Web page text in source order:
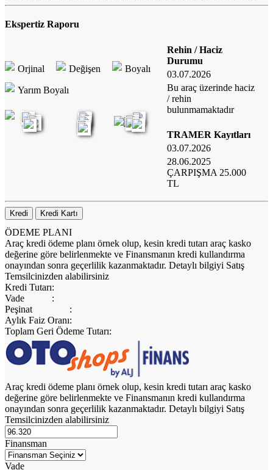
Ekspertiz Raporu
Orjinal Değişen Boyalı
Yarım Boyalı
Rehin / Haciz
Durumu
03.07.2026
Bu araç üzerinde haciz
/ rehin
bulunmamaktadır
TRAMER Kayıtları
03.07.2026
28.06.2025
ÇARPIŞMA 25.000
TL
Kredi Kredi Kartı
ÖDEME PLANI
Araç kredi ödeme planı örnek olup, kesin kredi tutarı araç kasko
değerine göre belirlenmekte ve Finansmanın kredi kullandırma
onayından sonra geçerlilik kazanmaktadır. Detaylı bilgiyi Satış
Temsilcinizden alabilirsiniz
Kredi Tutarı:
Vade
:
Peşinat
:
Aylık Faiz Oranı:
Toplam Geri Ödeme Tutarı:
Araç kredi ödeme planı örnek olup, kesin kredi tutarı araç kasko
değerine göre belirlenmekte ve Finansmanın kredi kullandırma
onayından sonra geçerlilik kazanmaktadır. Detaylı bilgiyi Satış
Temsilcinizden alabilirsiniz
Finansman
Vade